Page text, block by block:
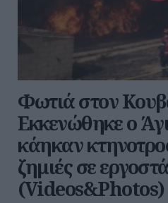
Φωτιά στον
Εκκενώθηκε ο
κάηκαν
ζημιές σε
(Videos&Photos)